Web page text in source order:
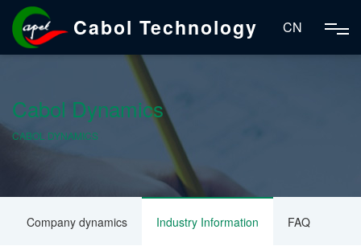
Cabol Technology CN
Cabol Dynamics
CABOL DYNAMICS
Company dynamics Industry Information FAQ